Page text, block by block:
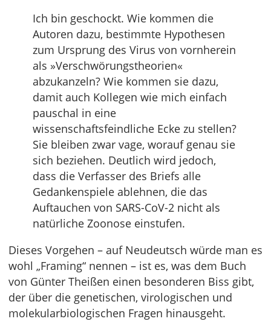
Ich bin geschockt. Wie kommen die
Autoren dazu, bestimmte Hypothesen
zum Ursprung des Virus von vornherein
als »Verschwörungstheorien«
abzukanzeln? Wie kommen sie dazu,
damit auch Kollegen wie mich einfach
pauschal in eine
wissenschaftsfeindliche Ecke zu stellen?
Sie bleiben zwar vage, worauf genau sie
sich beziehen. Deutlich wird jedoch,
dass die Verfasser des Briefs alle
Gedankenspiele ablehnen, die das
Auftauchen von SARS-CoV-2 nicht als
natürliche Zoonose einstufen.
Dieses Vorgehen – auf Neudeutsch würde man es
wohl „Framing“ nennen – ist es, was dem Buch
von Günter Theißen einen besonderen Biss gibt,
der über die genetischen, virologischen und
molekularbiologischen Fragen hinausgeht.